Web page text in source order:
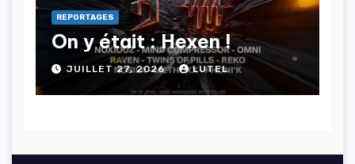
REPORTAGES
On y était : Hexen !
JUILLET 27, 2026 LUTEL